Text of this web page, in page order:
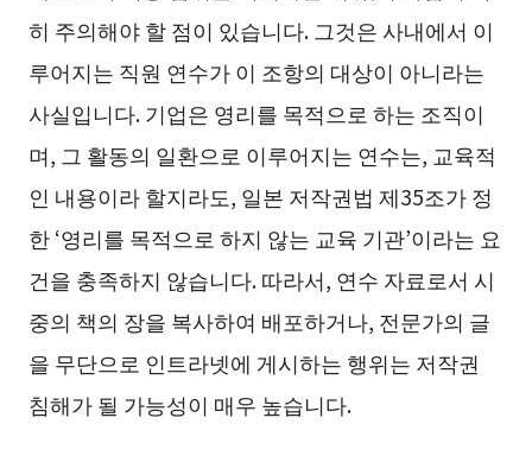
히 주의해야 할 점이 있습니다. 그것은 사내에서 이
루어지는 직원 연수가 이 조항의 대상이 아니라는
사실입니다. 기업은 영리를 목적으로 하는 조직이
며, 그 활동의 일환으로 이루어지는 연수는, 교육적
인 내용이라 할지라도, 일본 저작권법 제35조가 정
한 ‘영리를 목적으로 하지 않는 교육 기관’이라는 요
건을 충족하지 않습니다. 따라서, 연수 자료로서 시
중의 책의 장을 복사하여 배포하거나, 전문가의 글
을 무단으로 인트라넷에 게시하는 행위는 저작권
침해가 될 가능성이 매우 높습니다.